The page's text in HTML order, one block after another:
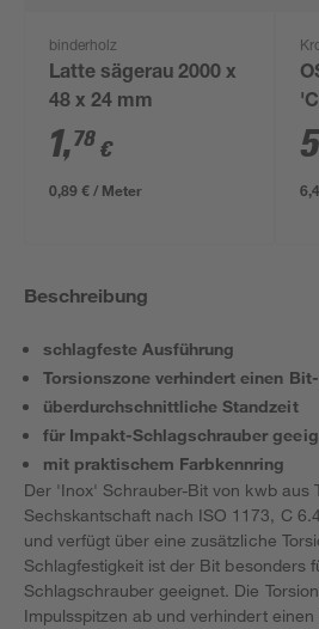
binderholz
Latte sägerau 2000 x
48 x 24 mm
1,78 €
0,89 € / Meter
Beschreibung
schlagfeste Ausführung
Torsionszone verhindert einen
überdurchschnittliche Standzeit
für Impakt-Schlagschrauber
mit praktischem Farbkennring
Der 'Inox' Schrauber-Bit von kwb aus
Sechskantschaft nach ISO 1173, C
und verfügt über eine zusätzliche
Schlagfestigkeit ist der Bit besonders
Schlagschrauber geeignet. Die
Impulsspitzen ab und verhindert